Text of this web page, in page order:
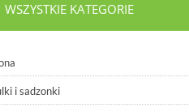
WSZYSTKIE KATEGORIE
i sadzonki